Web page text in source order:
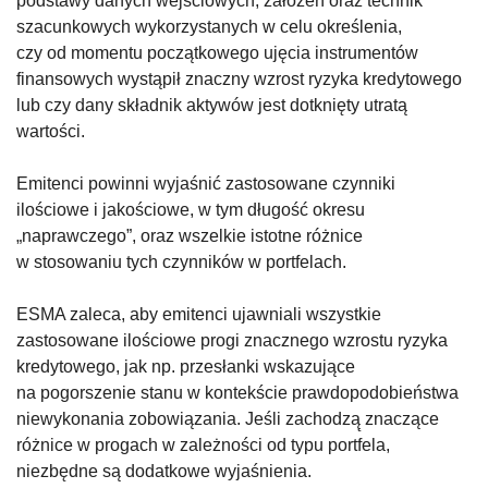
szacunkowych wykorzystanych w celu określenia,
czy od momentu początkowego ujęcia instrumentów
finansowych wystąpił znaczny wzrost ryzyka kredytowego
lub czy dany składnik aktywów jest dotknięty utratą
wartości.
Emitenci powinni wyjaśnić zastosowane czynniki
ilościowe i jakościowe, w tym długość okresu
„naprawczego”, oraz wszelkie istotne różnice
w stosowaniu tych czynników w portfelach.
ESMA zaleca, aby emitenci ujawniali wszystkie
zastosowane ilościowe progi znacznego wzrostu ryzyka
kredytowego, jak np. przesłanki wskazujące
na pogorszenie stanu w kontekście prawdopodobieństwa
niewykonania zobowiązania. Jeśli zachodzą̨ znaczące
różnice w progach w zależności od typu portfela,
niezbędne są dodatkowe wyjaśnienia.